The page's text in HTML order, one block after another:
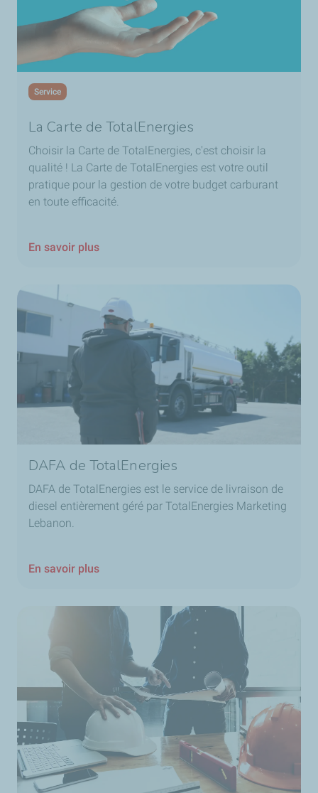
Service
La Carte de TotalEnergies
Choisir la Carte de TotalEnergies, c'est choisir la
qualité ! La Carte de TotalEnergies est votre outil
pratique pour la gestion de votre budget carburant
en toute efficacité.
En savoir plus
DAFA de TotalEnergies
DAFA de TotalEnergies est le service de livraison de
diesel entièrement géré par TotalEnergies Marketing
Lebanon.
En savoir plus